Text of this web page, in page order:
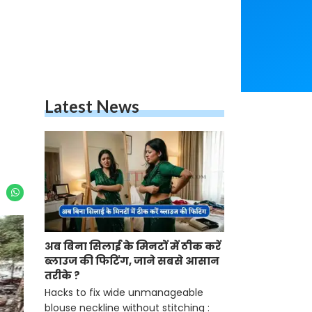
Latest News
अब बिना सिलाई के मिनटों में ठीक करें
ब्लाउज की फिटिंग, जाने सबसे आसान
तरीके ?
Hacks to fix wide unmanageable
blouse neckline without stitching :